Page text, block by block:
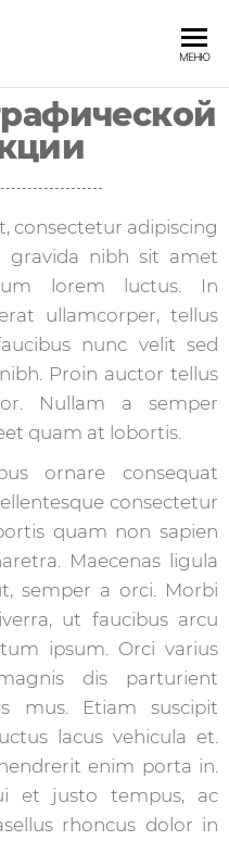
МЕНЮ
consectetur adipiscing
gravida nibh sit amet
lorem luctus. In
ullamcorper, tellus
nunc velit sed
Proin auctor tellus
Nullam a semper
quam at lobortis.
ornare consequat
consectetur
quam non sapien
Maecenas ligula
semper a orci. Morbi
ut faucibus arcu
ipsum. Orci varius
dis parturient
mus. Etiam suscipit
lacus vehicula et.
enim porta in.
et justo tempus, ac
rhoncus dolor in